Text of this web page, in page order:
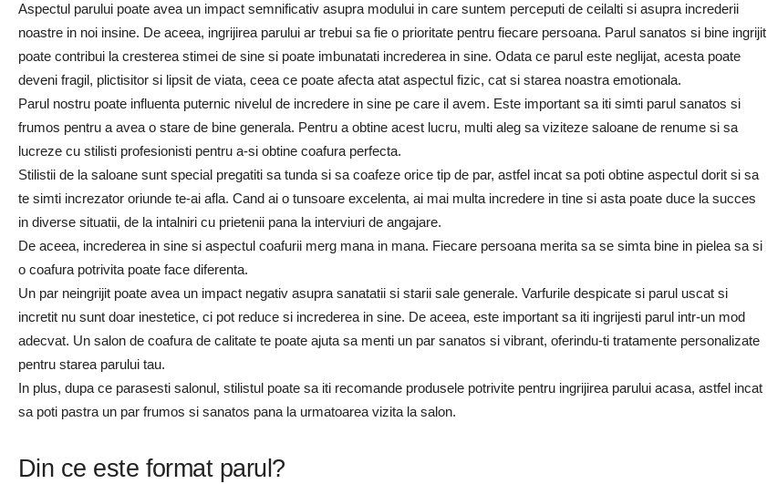
Aspectul parului poate avea un impact semnificativ asupra modului in care suntem perceputi de ceilalti si asupra increderii
noastre in noi insine. De aceea, ingrijirea parului ar trebui sa fie o prioritate pentru fiecare persoana. Parul sanatos si bine ingrijit
poate contribui la cresterea stimei de sine si poate imbunatati increderea in sine. Odata ce parul este neglijat, acesta poate
deveni fragil, plictisitor si lipsit de viata, ceea ce poate afecta atat aspectul fizic, cat si starea noastra emotionala.
Parul nostru poate influenta puternic nivelul de incredere in sine pe care il avem. Este important sa iti simti parul sanatos si
frumos pentru a avea o stare de bine generala. Pentru a obtine acest lucru, multi aleg sa viziteze saloane de renume si sa
lucreze cu stilisti profesionisti pentru a-si obtine coafura perfecta.
Stilistii de la saloane sunt special pregatiti sa tunda si sa coafeze orice tip de par, astfel incat sa poti obtine aspectul dorit si sa
te simti increzator oriunde te-ai afla. Cand ai o tunsoare excelenta, ai mai multa incredere in tine si asta poate duce la succes
in diverse situatii, de la intalniri cu prietenii pana la interviuri de angajare.
De aceea, increderea in sine si aspectul coafurii merg mana in mana. Fiecare persoana merita sa se simta bine in pielea sa si
o coafura potrivita poate face diferenta.
Un par neingrijit poate avea un impact negativ asupra sanatatii si starii sale generale. Varfurile despicate si parul uscat si
incretit nu sunt doar inestetice, ci pot reduce si increderea in sine. De aceea, este important sa iti ingrijesti parul intr-un mod
adecvat. Un salon de coafura de calitate te poate ajuta sa menti un par sanatos si vibrant, oferindu-ti tratamente personalizate
pentru starea parului tau.
In plus, dupa ce parasesti salonul, stilistul poate sa iti recomande produsele potrivite pentru ingrijirea parului acasa, astfel incat
sa poti pastra un par frumos si sanatos pana la urmatoarea vizita la salon.
Din ce este format parul?